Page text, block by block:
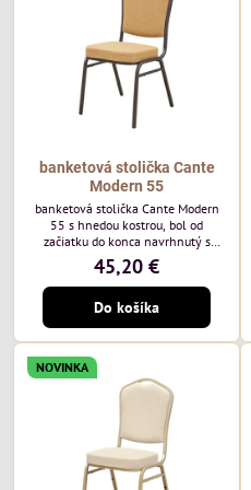
banketová stolička Cante
Modern 55
banketová stolička Cante Modern
55 s hnedou kostrou, bol od
začiatku do konca navrhnutý s
ohľadom na elegantné a
sofistikované priestory pre
pohostinstvá. Má hnedý rám a
medovo tónované čalúnenie Moss
48 od poľskej značky Davis –
medový odtieň s mäkkým
povrchom - je ideálna do svetlých
priestorov. Stolička kombinuje
klasický dizajn s modernou
funkčnosťou. Je odolná, pohodlná a
pripravená na...
45,20 €
Do košíka
NOVINKA